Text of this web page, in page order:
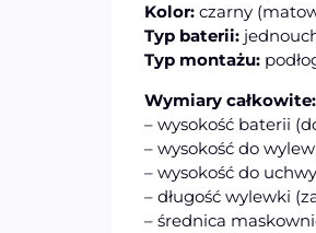
Kolor: czarny
Typ baterii:
Typ montażu:
Wymiary całkowite:
– wysokość baterii
– wysokość do
– wysokość do
– długość wylewki
– średnica